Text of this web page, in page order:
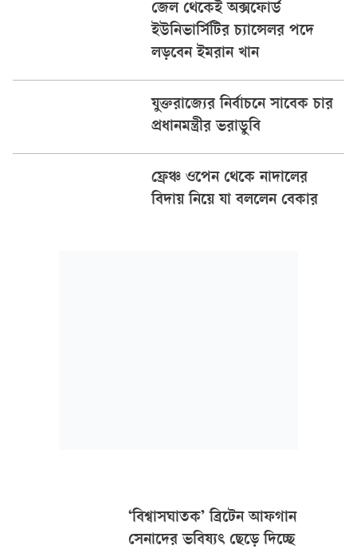
জেল থেকেই অক্সফোর্ড
ইউনিভার্সিটির চ্যান্সেলর পদে
লড়বেন ইমরান খান
যুক্তরাজ্যের নির্বাচনে সাবেক চার
প্রধানমন্ত্রীর ভরাডুবি
ফ্রেঞ্চ ওপেন থেকে নাদালের
বিদায় নিয়ে যা বললেন বেকার
‘বিশ্বাসঘাতক’ ব্রিটেন আফগান
সেনাদের ভবিষ্যৎ ছেড়ে দিচ্ছে